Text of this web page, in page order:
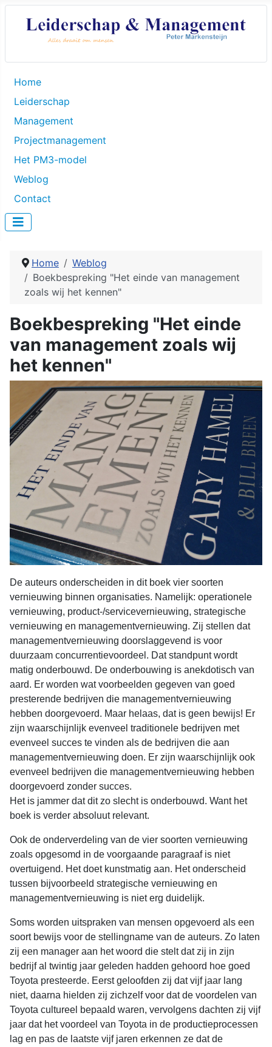
Home
Leiderschap
Management
Projectmanagement
Het PM3-model
Weblog
Contact
Home
Weblog
Boekbespreking "Het einde van management
zoals wij het kennen"
Boekbespreking "Het einde
van management zoals wij
het kennen"
De auteurs onderscheiden in dit boek vier soorten
vernieuwing binnen organisaties. Namelijk: operationele
vernieuwing, product-/servicevernieuwing, strategische
vernieuwing en managementvernieuwing. Zij stellen dat
managementvernieuwing doorslaggevend is voor
duurzaam concurrentievoordeel. Dat standpunt wordt
matig onderbouwd. De onderbouwing is anekdotisch van
aard. Er worden wat voorbeelden gegeven van goed
presterende bedrijven die managementvernieuwing
hebben doorgevoerd. Maar helaas, dat is geen bewijs! Er
zijn waarschijnlijk evenveel traditionele bedrijven met
evenveel succes te vinden als de bedrijven die aan
managementvernieuwing doen. Er zijn waarschijnlijk ook
evenveel bedrijven die managementvernieuwing hebben
doorgevoerd zonder succes.
Het is jammer dat dit zo slecht is onderbouwd. Want het
boek is verder absoluut relevant.
Ook de onderverdeling van de vier soorten vernieuwing
zoals opgesomd in de voorgaande paragraaf is niet
overtuigend. Het doet kunstmatig aan. Het onderscheid
tussen bijvoorbeeld strategische vernieuwing en
managementvernieuwing is niet erg duidelijk.
Soms worden uitspraken van mensen opgevoerd als een
soort bewijs voor de stellingname van de auteurs. Zo laten
zij een manager aan het woord die stelt dat zij in zijn
bedrijf al twintig jaar geleden hadden gehoord hoe goed
Toyota presteerde. Eerst geloofden zij dat vijf jaar lang
niet, daarna hielden zij zichzelf voor dat de voordelen van
Toyota cultureel bepaald waren, vervolgens dachten zij vijf
jaar dat het voordeel van Toyota in de productieprocessen
lag en pas de laatste vijf jaren erkennen ze dat de